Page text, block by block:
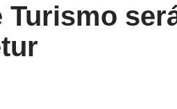
Turismo